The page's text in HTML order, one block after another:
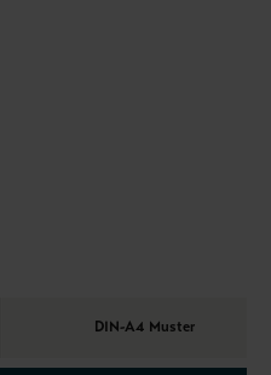
DIN-A4 Muster